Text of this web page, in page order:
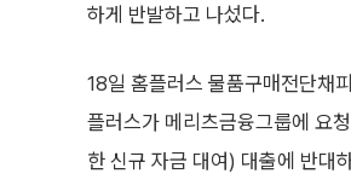
하게 반발하고 나섰다.
18일 홈플러스 물품구매전단채
플러스가 메리츠금융그룹에 요
한 신규 자금 대여) 대출에 반대